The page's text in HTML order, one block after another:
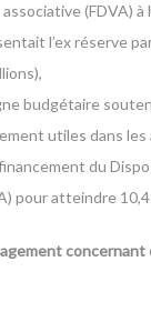
(FDVA) à
l’ex réserve
budgétaire
utiles dans les
du
pour atteindre 10,4
concernant